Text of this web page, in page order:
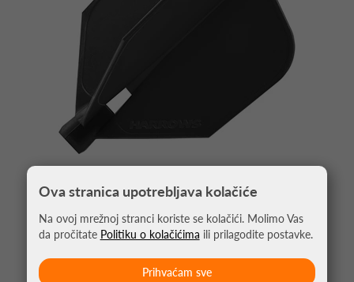
PIKADO PERA CLIC CRNA
4,95 €
Ova stranica upotrebljava kolačiće
Na ovoj mrežnoj stranci koriste se kolačići. Molimo Vas
da pročitate Politiku o kolačićima ili prilagodite postavke.
Prihvaćam sve